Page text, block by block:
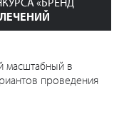
масштабный в
проведения